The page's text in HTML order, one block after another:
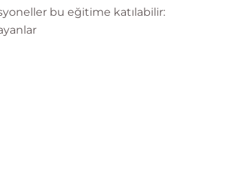
bu eğitime katılabilir: